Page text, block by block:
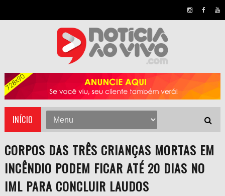
INÍCIO
CORPOS DAS TRÊS CRIANÇAS MORTAS EM
INCÊNDIO PODEM FICAR ATÉ 20 DIAS NO
IML PARA CONCLUIR LAUDOS